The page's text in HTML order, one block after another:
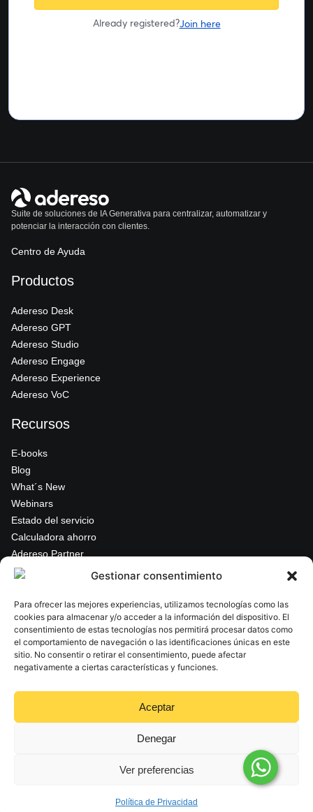
Gestionar consentimiento
Para ofrecer las mejores experiencias, utilizamos tecnologías como las
cookies para almacenar y/o acceder a la información del dispositivo. El
consentimiento de estas tecnologías nos permitirá procesar datos como
el comportamiento de navegación o las identificaciones únicas en este
sitio. No consentir o retirar el consentimiento, puede afectar
negativamente a ciertas características y funciones.
Aceptar
Denegar
Ver preferencias
Política de Privacidad
Suite de soluciones de IA Generativa para centralizar, automatizar y
potenciar la interacción con clientes.
Centro de Ayuda
Productos
Adereso Desk
Adereso GPT
Adereso Studio
Adereso Engage
Adereso Experience
Adereso VoC
Recursos
E-books
Blog
What´s New
Webinars
Estado del servicio
Calculadora ahorro
Adereso Partner
Legal & Seguridad
Política de Privacidad
Términos y Condiciones
Acuerdo de nivel de servicio
Cumplimiento ISO 27001
© 2025 Adereso AI. Todos los derechos reservados